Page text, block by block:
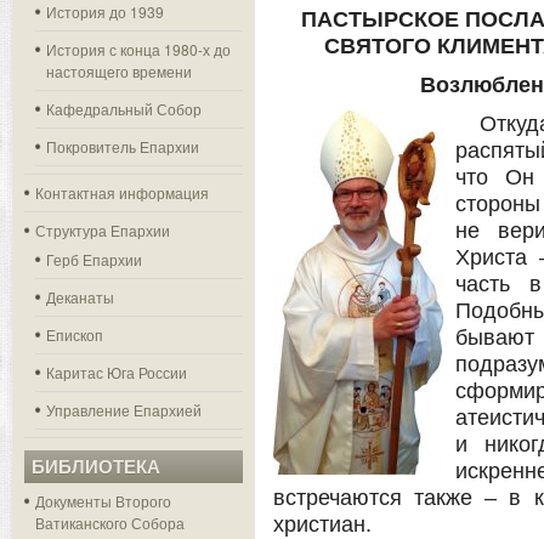
История до 1939
История с конца 1980-х до
настоящего времени
Кафедральный Собор
Покровитель Епархии
Контактная информация
Структура Епархии
Герб Епархии
Деканаты
Епископ
Каритас Юга России
Управление Епархией
БИБЛИОТЕКА
Документы Второго
Ватиканского Собора
ПАСТЫРСКОЕ
СВЯТОГО
что Он
не
Христа
часть
и
встречаются также – в
христиан.